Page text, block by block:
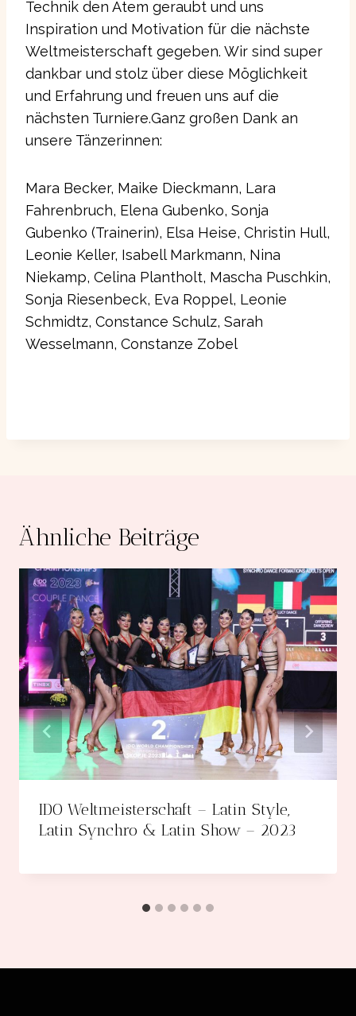
Technik den Atem geraubt und uns
Inspiration und Motivation für die nächste
Weltmeisterschaft gegeben. Wir sind super
dankbar und stolz über diese Möglichkeit
und Erfahrung und freuen uns auf die
nächsten Turniere.Ganz großen Dank an
unsere Tänzerinnen:
Mara Becker, Maike Dieckmann, Lara
Fahrenbruch, Elena Gubenko, Sonja
Gubenko (Trainerin), Elsa Heise, Christin Hull,
Leonie Keller, Isabell Markmann, Nina
Niekamp, Celina Plantholt, Mascha Puschkin,
Sonja Riesenbeck, Eva Roppel, Leonie
Schmidtz, Constance Schulz, Sarah
Wesselmann, Constanze Zobel
Ähnliche Beiträge
IDO Weltmeisterschaft – Latin Style,
Latin Synchro & Latin Show – 2023